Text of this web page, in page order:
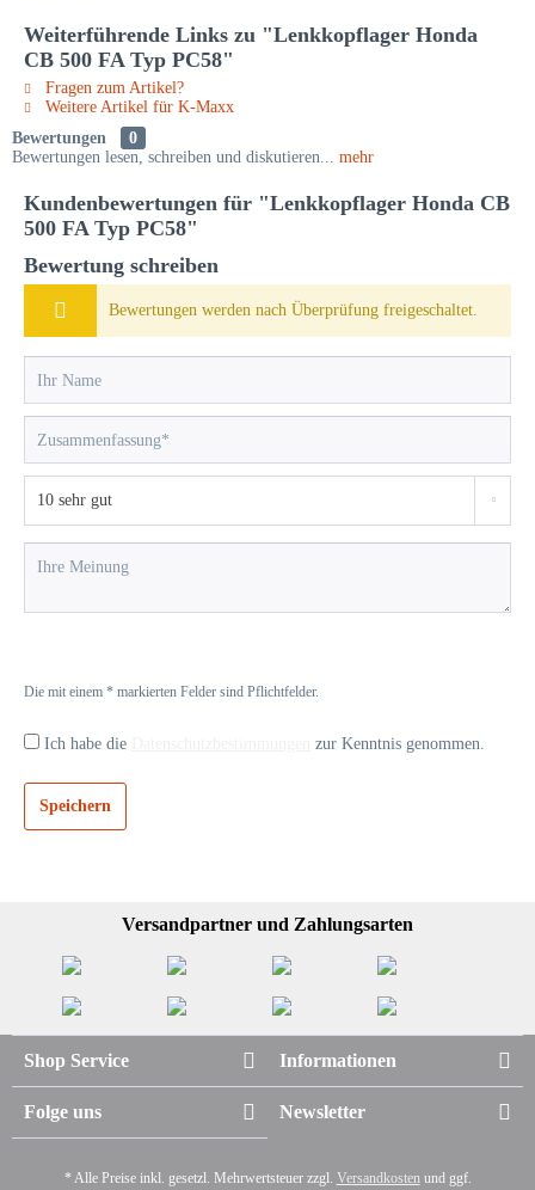
Weiterführende Links zu "Lenkkopflager Honda
CB 500 FA Typ PC58"
Fragen zum Artikel?
Weitere Artikel für K-Maxx
Bewertungen
0
Bewertungen lesen, schreiben und diskutieren... mehr
Kundenbewertungen für "Lenkkopflager Honda CB
500 FA Typ PC58"
Bewertung schreiben
Bewertungen werden nach Überprüfung freigeschaltet.
Die mit einem * markierten Felder sind Pflichtfelder.
Ich habe die zur Kenntnis genommen.
Speichern
Versandpartner und Zahlungsarten
Shop Service Informationen
Folge uns Newsletter
* Alle Preise inkl. gesetzl. Mehrwertsteuer zzgl. Versandkostenund ggf.